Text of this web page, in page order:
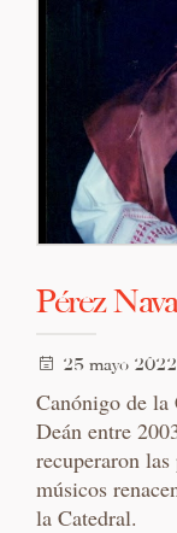
Pérez
25 mayo 2022
Canónigo de la
Deán entre
recuperaron
músicos
la Catedral.